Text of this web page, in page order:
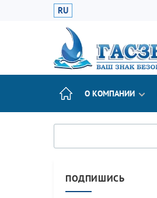
RU
О КОМПАНИИ
ПОДПИШИСЬ